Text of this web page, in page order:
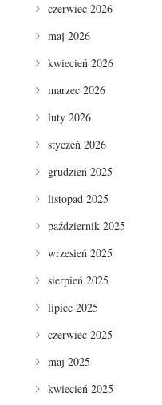
czerwiec 2026
maj 2026
kwiecień 2026
marzec 2026
luty 2026
styczeń 2026
grudzień 2025
listopad 2025
październik 2025
wrzesień 2025
sierpień 2025
lipiec 2025
czerwiec 2025
maj 2025
kwiecień 2025